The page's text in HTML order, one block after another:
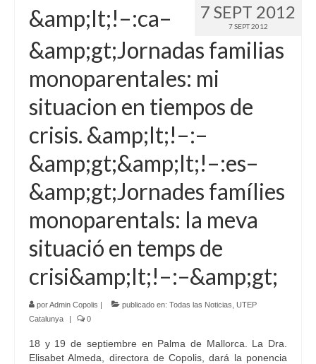
7 SEPT 2012
7 SEPT 2012
&amp;lt;!–:ca–
&amp;gt;Jornadas familias
monoparentales: mi
situacion en tiempos de
crisis. &amp;lt;!–:–
&amp;gt;&amp;lt;!–:es–
&amp;gt;Jornades famílies
monoparentals: la meva
situació en temps de
crisi&amp;lt;!–:–&amp;gt;
porAdmin Copolis | publicado en: Todas las Noticias UTEP
Catalunya
| 0
18 y 19 de septiembre en Palma de Mallorca. La Dra.
Elisabet Almeda, directora de Copolis, dará la ponencia